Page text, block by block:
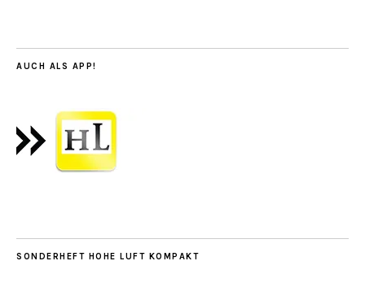
AUCH ALS APP!
SONDERHEFT HOHE LUFT KOMPAKT